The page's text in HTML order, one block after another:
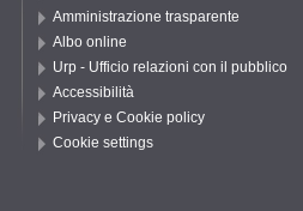
Amministrazione trasparente
Albo online
Urp - Ufficio relazioni con il pubblico
Accessibilità
Privacy e Cookie policy
Cookie settings